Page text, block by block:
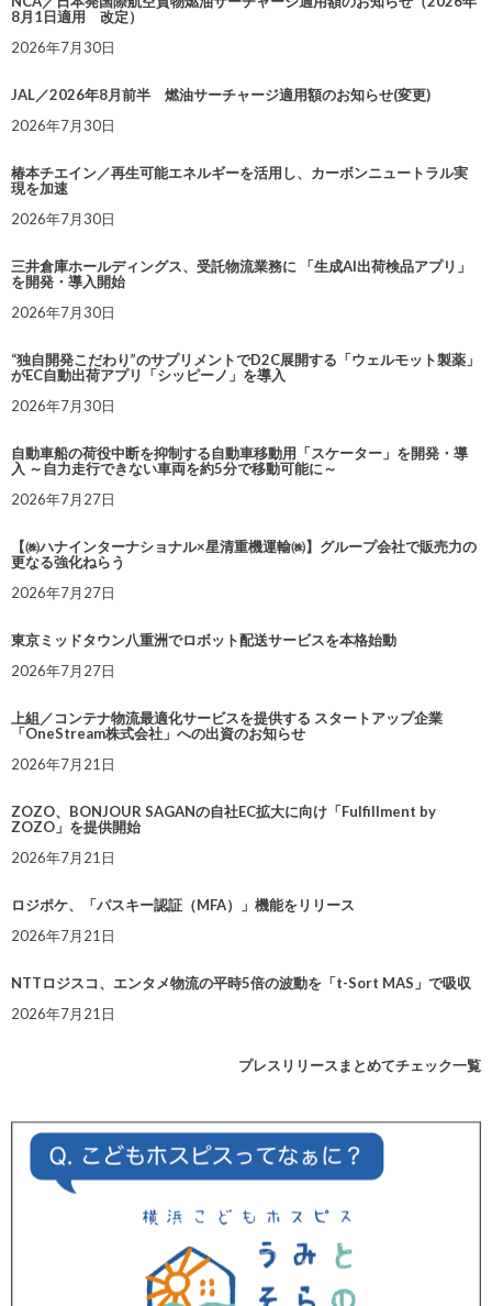
8月1日適用 改定）
2026年7月30日
JAL／2026年8月前半 燃油サーチャージ適用額のお知らせ(変更)
2026年7月30日
椿本チエイン／再生可能エネルギーを活用し、カーボンニュートラル実
現を加速
2026年7月30日
三井倉庫ホールディングス、受託物流業務に 「生成AI出荷検品アプリ」
を開発・導入開始
2026年7月30日
“独自開発こだわり”のサプリメントでD2C展開する「ウェルモット製薬」
がEC自動出荷アプリ「シッピーノ」を導入
2026年7月30日
自動車船の荷役中断を抑制する自動車移動用「スケーター」を開発・導
入 ～自力走行できない車両を約5分で移動可能に～
2026年7月27日
【㈱ハナインターナショナル×星清重機運輸㈱】グループ会社で販売力の
更なる強化ねらう
2026年7月27日
東京ミッドタウン八重洲でロボット配送サービスを本格始動
2026年7月27日
上組／コンテナ物流最適化サービスを提供する スタートアップ企業
「OneStream株式会社」への出資のお知らせ
2026年7月21日
ZOZO、BONJOUR SAGANの自社EC拡大に向け「Fulfillment by
ZOZO」を提供開始
2026年7月21日
ロジポケ、「パスキー認証（MFA）」機能をリリース
2026年7月21日
NTTロジスコ、エンタメ物流の平時5倍の波動を「t-Sort MAS」で吸収
2026年7月21日
プレスリリースまとめてチェック一覧